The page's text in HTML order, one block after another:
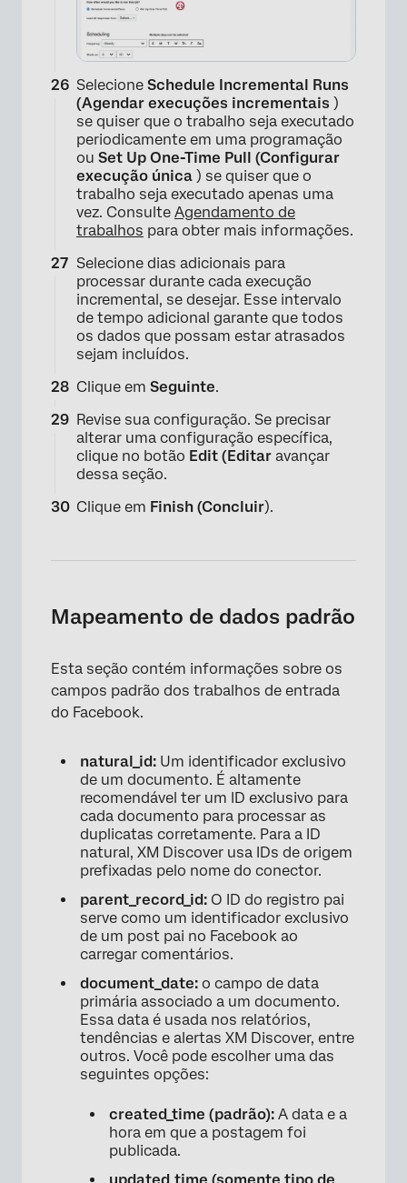
×
Selecione Schedule Incremental Runs
(Agendar execuções incrementais )
se quiser que o trabalho seja executado
periodicamente em uma programação
ou Set Up One-Time Pull (Configurar
execução única ) se quiser que o
trabalho seja executado apenas uma
vez. Consulte Agendamento de
trabalhos para obter mais informações.
Selecione dias adicionais para
processar durante cada execução
incremental, se desejar. Esse intervalo
de tempo adicional garante que todos
os dados que possam estar atrasados
sejam incluídos.
Clique em Seguinte.
Revise sua configuração. Se precisar
alterar uma configuração específica,
clique no botão Edit (Editar avançar
dessa seção.
Clique em Finish (Concluir).
Mapeamento de dados padrão
Esta seção contém informações sobre os
campos padrão dos trabalhos de entrada
do Facebook.
natural_id: Um identificador exclusivo
de um documento. É altamente
recomendável ter um ID exclusivo para
cada documento para processar as
duplicatas corretamente. Para a ID
natural, XM Discover usa IDs de origem
prefixadas pelo nome do conector.
parent_record_id: O ID do registro pai
serve como um identificador exclusivo
de um post pai no Facebook ao
carregar comentários.
document_date: o campo de data
primária associado a um documento.
Essa data é usada nos relatórios,
tendências e alertas XM Discover, entre
outros. Você pode escolher uma das
seguintes opções:
created_time (padrão): A data e a
hora em que a postagem foi
publicada.